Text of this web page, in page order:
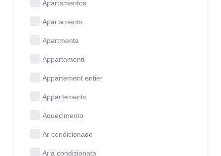
Apartamentos
Apartaments
Apartments
Appartamenti
Appartement entier
Appartements
Aquecimento
Ar condicionado
Aria condizionata